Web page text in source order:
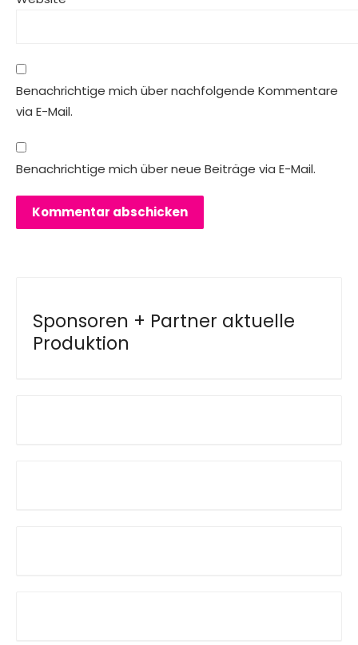
Benachrichtige mich über nachfolgende Kommentare
via E-Mail.
Benachrichtige mich über neue Beiträge via E-Mail.
Sponsoren + Partner aktuelle
Produktion